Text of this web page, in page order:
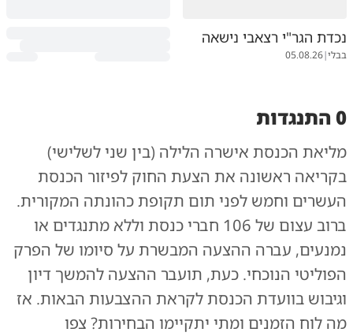
נכדת הגר"י רצאבי נישאה
בבלי|
05.08.26
0 התנגדות
מליאת הכנסת אישרה הלילה (בין שני לשלישי)
בקריאה ראשונה את הצעת החוק לפיזור הכנסת
העשרים וחמש לפני תום תקופת כהונתה המקורית.
ברוב עצום של 106 חברי כנסת וללא מתנגדים או
נמנעים, עברה ההצעה המבשרת על סיומו של הפרק
הפוליטי הנוכחי. כעת, תועבר ההצעה להמשך דיון
וגיבוש בוועדת הכנסת לקראת ההצבעות הבאות. אז
מה לוח הזמנים ומתי יתקיימו הבחירות? צפו